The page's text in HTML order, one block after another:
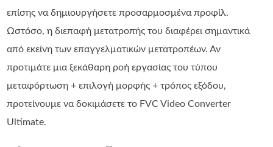
επίσης να δημιουργήσετε προσαρμοσμένα προφίλ.
Ωστόσο, η διεπαφή μετατροπής του διαφέρει σημαντικά
από εκείνη των επαγγελματικών μετατροπέων. Αν
προτιμάτε μια ξεκάθαρη ροή εργασίας του τύπου
μεταφόρτωση + επιλογή μορφής + τρόπος εξόδου,
προτείνουμε να δοκιμάσετε το FVC Video Converter
Ultimate.